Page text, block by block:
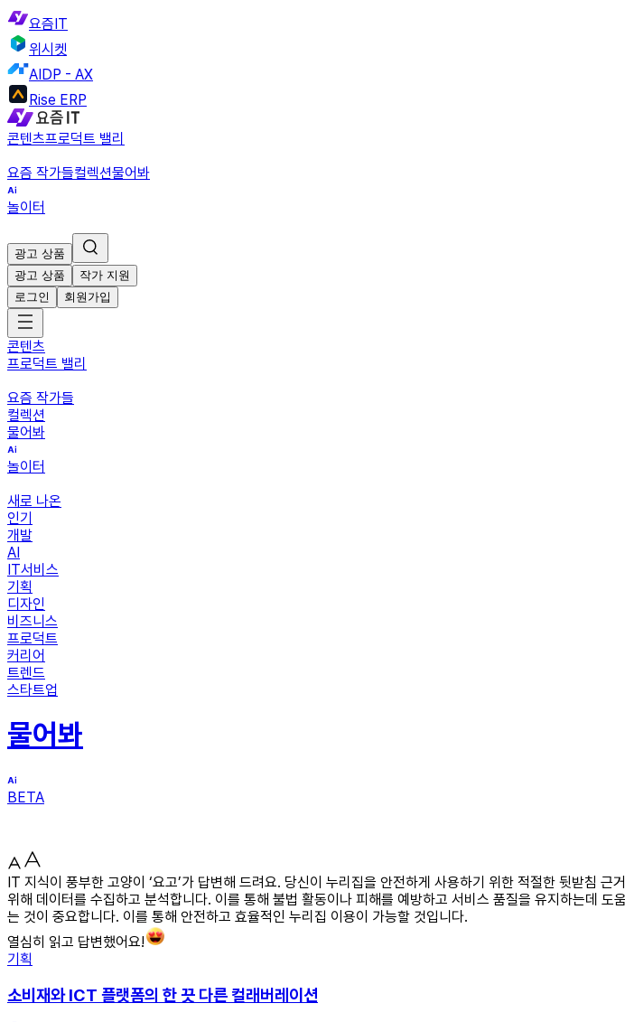
요즘IT
위시켓
AIDP - AX
Rise ERP
콘텐츠프로덕트 밸리
요즘 작가들컬렉션물어봐
놀이터
광고 상품
광고 상품
작가 지원
로그인
회원가입
콘텐츠
프로덕트 밸리
요즘 작가들
컬렉션
물어봐
놀이터
새로 나온
인기
개발
AI
IT서비스
기획
디자인
비즈니스
프로덕트
커리어
트렌드
스타트업
물어봐
BETA
IT 지식이 풍부한 고양이 ‘요고’가 답변해 드려요. 당신이 누리집을 안전하게 사용하기 위한 적절한 뒷받침
위해 데이터를 수집하고 분석합니다. 이를 통해 불법 활동이나 피해를 예방하고 서비스 품질을 유지하는데
는 것이 중요합니다. 이를 통해 안전하고 효율적인 누리집 이용이 가능할 것입니다.
열심히 읽고 답변했어요!
기획
소비재와 ICT 플랫폼의 한 끗 다른 컬래버레이션